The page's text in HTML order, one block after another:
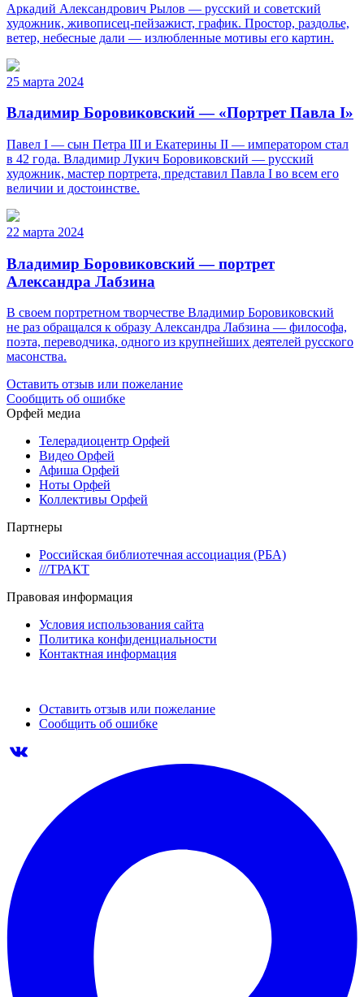
Аркадий Александрович Рылов — русский и советский
художник, живописец-пейзажист, график. Простор, раздолье,
ветер, небесные дали — излюбленные мотивы его картин.
25 марта 2024
Владимир Боровиковский — «Портрет Павла I»
Павел I — сын Петра III и Екатерины II — императором стал
в 42 года. Владимир Лукич Боровиковский — русский
художник, мастер портрета, представил Павла I во всем его
величии и достоинстве.
22 марта 2024
Владимир Боровиковский — портрет
Александра Лабзина
В своем портретном творчестве Владимир Боровиковский
не раз обращался к образу Александра Лабзина — философа,
поэта, переводчика, одного из крупнейших деятелей русского
масонства.
Оставить отзыв или пожелание
Сообщить об ошибке
Орфей медиа
Телерадиоцентр Орфей
Видео Орфей
Афиша Орфей
Ноты Орфей
Коллективы Орфей
Партнеры
Российская библиотечная ассоциация (РБА)
///ТРАКТ
Правовая информация
Условия использования сайта
Политика конфиденциальности
Контактная информация
Оставить отзыв или пожелание
Сообщить об ошибке